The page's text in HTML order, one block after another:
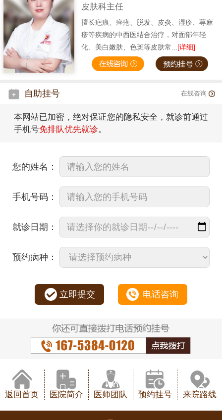
皮肤科主任
擅长疤痕、痤疮、脱发、皮炎、湿疹、荨麻
疹等疾病的中西医结合治疗，对面部年轻
化、美白嫩肤、色斑等皮肤常...[详细]
自助挂号 在线咨询
本网站已加密，绝对保证您的隐私安全，就诊前通过
手机号免排队优先就诊。
您的姓名：
手机号码：
就诊日期：
预约病种：
立即提交 电话咨询
返回首页 医院简介 医师团队 预约挂号 来院路线